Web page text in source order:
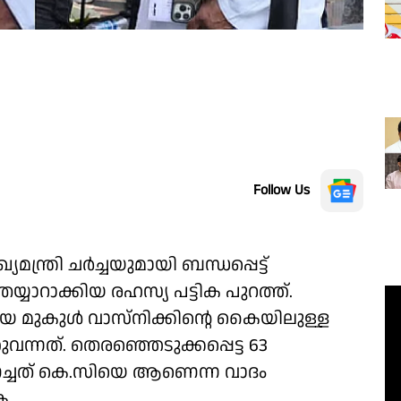
Follow Us
ചർച്ചയുമായി ബന്ധപ്പെട്ട്
രഹസ്യ പട്ടിക പുറത്ത്.
മുകുള്‍ വാസ്‌നിക്കിന്റെ കൈയിലുള്ള
തെരഞ്ഞെടുക്കപ്പെട്ട 63
കെ.സിയെ ആണെന്ന വാദം